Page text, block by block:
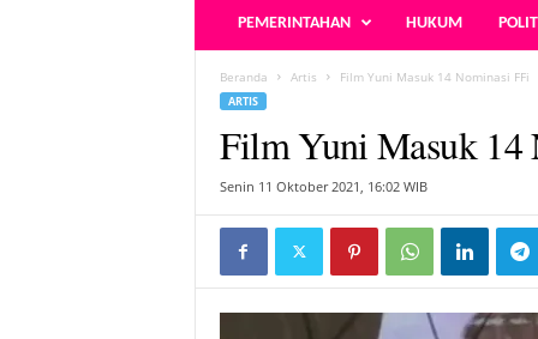
i
B
PEMERINTAHAN HUKUM
Beranda Artis Film Yuni Masuk 14 Nominasi FFi
ARTIS
Film Yuni Masuk 14
Senin 11 Oktober 2021, 16:02 WIB